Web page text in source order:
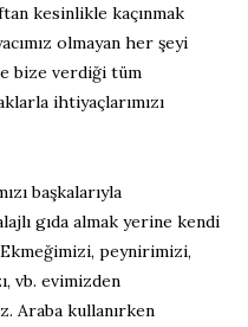
kesinlikle kaçınmak
olmayan her şeyi
bize verdiği tüm
ihtiyaçlarımızı
başkalarıyla
gıda almak yerine kendi
peynirimizi,
vb. evimizden
Araba kullanırken